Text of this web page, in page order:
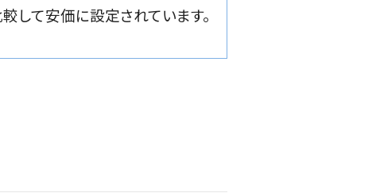
して安価に設定されています。